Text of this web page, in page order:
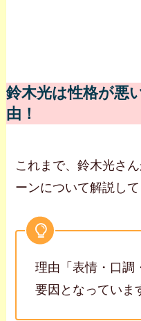
鈴木光は性格が悪
由！
これまで、鈴木光さ
ーンについて解説して
理由「表情・口調
要因となっていま